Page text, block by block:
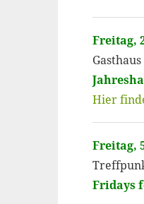
Freitag,
Hier
Freitag,
Fridays